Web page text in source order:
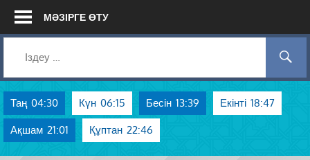
Skip
МӘЗІРГЕ ӨТУ
Таң 04:30 Күн 06:15 Бесін 13:39 Екінті 18:47
Ақшам 21:01 Құптан 22:46